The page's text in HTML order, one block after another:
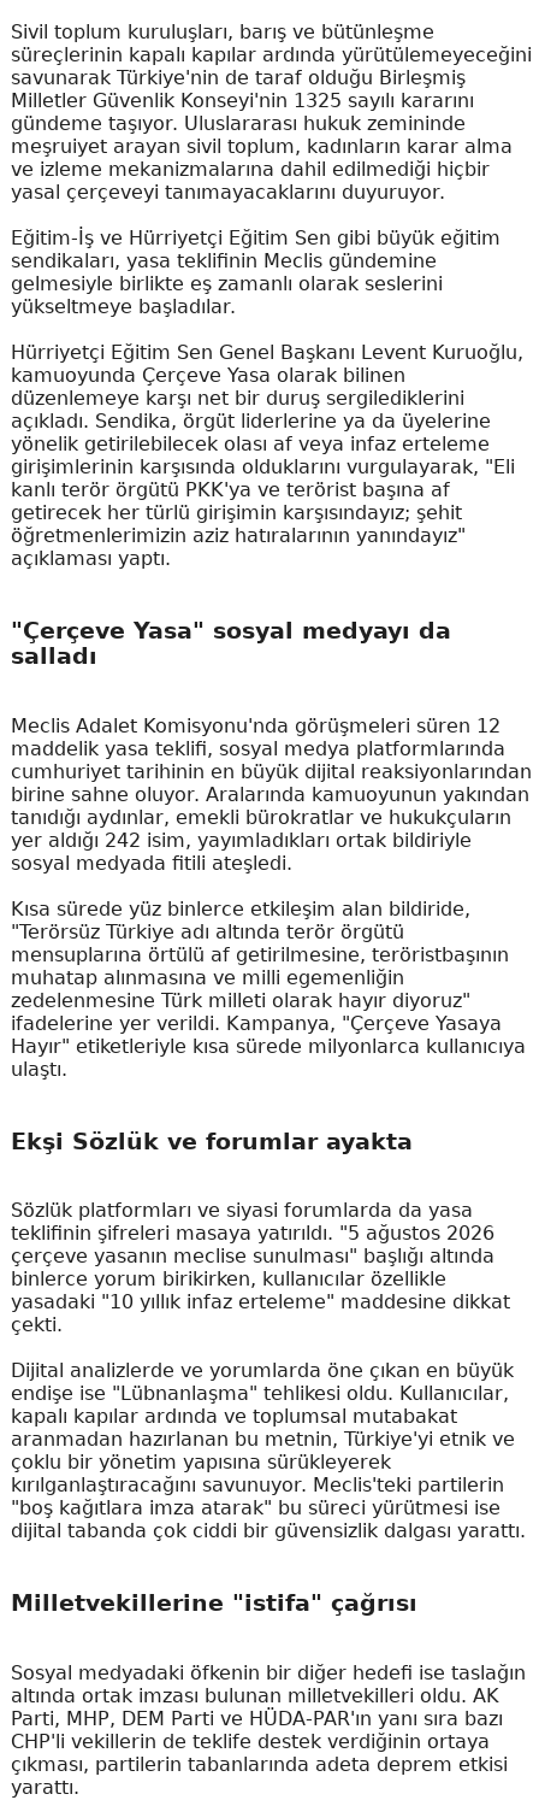
Sivil toplum kuruluşları, barış ve bütünleşme
süreçlerinin kapalı kapılar ardında yürütülemeyeceğini
savunarak Türkiye'nin de taraf olduğu Birleşmiş
Milletler Güvenlik Konseyi'nin 1325 sayılı kararını
gündeme taşıyor. Uluslararası hukuk zemininde
meşruiyet arayan sivil toplum, kadınların karar alma
ve izleme mekanizmalarına dahil edilmediği hiçbir
yasal çerçeveyi tanımayacaklarını duyuruyor.
Eğitim-İş ve Hürriyetçi Eğitim Sen gibi büyük eğitim
sendikaları, yasa teklifinin Meclis gündemine
gelmesiyle birlikte eş zamanlı olarak seslerini
yükseltmeye başladılar.
Hürriyetçi Eğitim Sen Genel Başkanı Levent Kuruoğlu,
kamuoyunda Çerçeve Yasa olarak bilinen
düzenlemeye karşı net bir duruş sergilediklerini
açıkladı. Sendika, örgüt liderlerine ya da üyelerine
yönelik getirilebilecek olası af veya infaz erteleme
girişimlerinin karşısında olduklarını vurgulayarak, "Eli
kanlı terör örgütü PKK'ya ve terörist başına af
getirecek her türlü girişimin karşısındayız; şehit
öğretmenlerimizin aziz hatıralarının yanındayız"
açıklaması yaptı.
"Çerçeve Yasa" sosyal medyayı da
salladı
Meclis Adalet Komisyonu'nda görüşmeleri süren 12
maddelik yasa teklifi, sosyal medya platformlarında
cumhuriyet tarihinin en büyük dijital reaksiyonlarından
birine sahne oluyor. Aralarında kamuoyunun yakından
tanıdığı aydınlar, emekli bürokratlar ve hukukçuların
yer aldığı 242 isim, yayımladıkları ortak bildiriyle
sosyal medyada fitili ateşledi.
Kısa sürede yüz binlerce etkileşim alan bildiride,
"Terörsüz Türkiye adı altında terör örgütü
mensuplarına örtülü af getirilmesine, teröristbaşının
muhatap alınmasına ve milli egemenliğin
zedelenmesine Türk milleti olarak hayır diyoruz"
ifadelerine yer verildi. Kampanya, "Çerçeve Yasaya
Hayır" etiketleriyle kısa sürede milyonlarca kullanıcıya
ulaştı.
Ekşi Sözlük ve forumlar ayakta
Sözlük platformları ve siyasi forumlarda da yasa
teklifinin şifreleri masaya yatırıldı. "5 ağustos 2026
çerçeve yasanın meclise sunulması" başlığı altında
binlerce yorum birikirken, kullanıcılar özellikle
yasadaki "10 yıllık infaz erteleme" maddesine dikkat
çekti.
Dijital analizlerde ve yorumlarda öne çıkan en büyük
endişe ise "Lübnanlaşma" tehlikesi oldu. Kullanıcılar,
kapalı kapılar ardında ve toplumsal mutabakat
aranmadan hazırlanan bu metnin, Türkiye'yi etnik ve
çoklu bir yönetim yapısına sürükleyerek
kırılganlaştıracağını savunuyor. Meclis'teki partilerin
"boş kağıtlara imza atarak" bu süreci yürütmesi ise
dijital tabanda çok ciddi bir güvensizlik dalgası yarattı.
Milletvekillerine "istifa" çağrısı
Sosyal medyadaki öfkenin bir diğer hedefi ise taslağın
altında ortak imzası bulunan milletvekilleri oldu. AK
Parti, MHP, DEM Parti ve HÜDA-PAR'ın yanı sıra bazı
CHP'li vekillerin de teklife destek verdiğinin ortaya
çıkması, partilerin tabanlarında adeta deprem etkisi
yarattı.